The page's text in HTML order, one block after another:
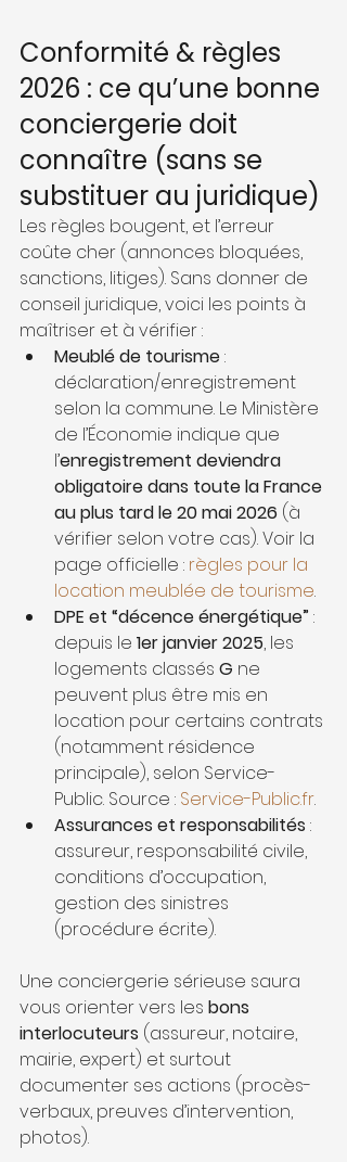
Conformité & règles
2026 : ce qu’une bonne
conciergerie doit
connaître (sans se
substituer au juridique)
Les règles bougent, et l’erreur
coûte cher (annonces bloquées,
sanctions, litiges). Sans donner de
conseil juridique, voici les points à
maîtriser et à vérifier :
Meublé de tourisme :
déclaration/enregistrement
selon la commune. Le Ministère
de l’Économie indique que
l’enregistrement deviendra
obligatoire dans toute la France
au plus tard le 20 mai 2026 (à
vérifier selon votre cas). Voir la
page officielle : règles pour la
location meublée de tourisme.
DPE et “décence énergétique” :
depuis le 1er janvier 2025, les
logements classés G ne
peuvent plus être mis en
location pour certains contrats
(notamment résidence
principale), selon Service-
Public. Source : Service-Public.fr.
Assurances et responsabilités :
assureur, responsabilité civile,
conditions d’occupation,
gestion des sinistres
(procédure écrite).
Une conciergerie sérieuse saura
vous orienter vers les bons
interlocuteurs (assureur, notaire,
mairie, expert) et surtout
documenter ses actions (procès-
verbaux, preuves d’intervention,
photos).